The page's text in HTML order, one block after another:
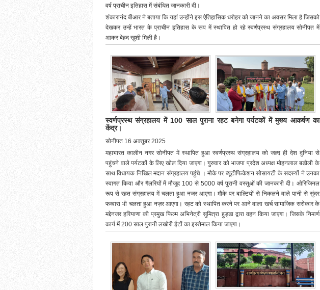
वर्ष प्राचीन इतिहास में संबंधित जानकारी दी।
शंकारानंद बीआर ने बताया कि यहां उन्होंने इस ऐतिहासिक धरोहर को जानने का अवसर मिला है जिसको
देखकर उन्हें भारत के प्राचीन इतिहास के रूप में स्थापित हो रहे स्वर्णप्रस्थ संग्रहालय सोनीपत में
आकर बेहद खुशी मिली है।
स्वर्णप्रस्थ संग्रहालय में 100 साल पुराना रहट बनेगा पर्यटकों में मुख्य आकर्षण का
केंद्र।
सोनीपत 16 अक्तूबर 2025
महाभारत कालीन नगर सोनीपत में स्थापित हुआ स्वर्णप्रस्थ संग्रहालय को जल्द ही देश दुनिया से
पहुंचने वाले पर्यटकों के लिए खोल दिया जाएगा। गुरुवार को भाजपा प्रदेश अध्यक्ष मोहनलाल बडौली के
साथ विधायक निखिल मदान संग्रहालय पहुंचे । मौके पर ब्यूटीफिकेशन सोसायटी के सदस्यों ने उनका
स्वागत किया और गैलरियों में मौजूद 100 से 5000 वर्ष पुरानी वस्तुओं की जानकारी दी। ओरिजिनल
रूप से रहत संग्रहालय में चलता हुआ नजर आएगा। मौके पर बाल्टियों से निकलने वाले पानी से सुंदर
फव्वारा भी चलता हुआ नज़र आएगा। रहट को स्थापित करने पर आने वाला खर्च सामाजिक सरोकार के
मद्देनजर हरियाणा की प्रमुख फिल्म अभिनेत्री सुमित्रा हुड्डा द्वारा वहन किया जाएगा। जिसके निमार्ण
कार्य में 200 साल पुरानी लखोरी ईंटों का इस्तेमाल किया जाएगा।